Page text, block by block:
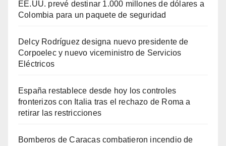
EE.UU. prevé destinar 1.000 millones de dólares a
Colombia para un paquete de seguridad
Delcy Rodríguez designa nuevo presidente de
Corpoelec y nuevo viceministro de Servicios
Eléctricos
España restablece desde hoy los controles
fronterizos con Italia tras el rechazo de Roma a
retirar las restricciones
Bomberos de Caracas combatieron incendio de